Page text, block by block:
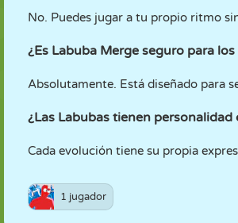
No. Puedes jugar a tu propio ritmo
¿Es Labuba Merge seguro para
Absolutamente. Está diseñado para
¿Las Labubas tienen personalidad
Cada evolución tiene su propia
1 jugador